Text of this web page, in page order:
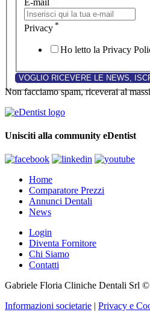
Privacy *
Ho letto la Privacy
Non facciamo spam, riceverai al
Unisciti alla community eDentist
Home
Comparatore Prezzi
Annunci Dentali
News
Login
Diventa Fornitore
Chi Siamo
Contatti
Gabriele Floria Cliniche Dentali Srl
Informazioni societarie | Privacy e